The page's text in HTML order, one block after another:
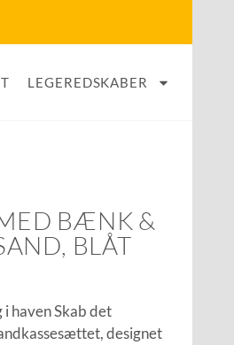
LEGEREDSKABER
BÆNK &
BLÅT
haven Skab det
designet